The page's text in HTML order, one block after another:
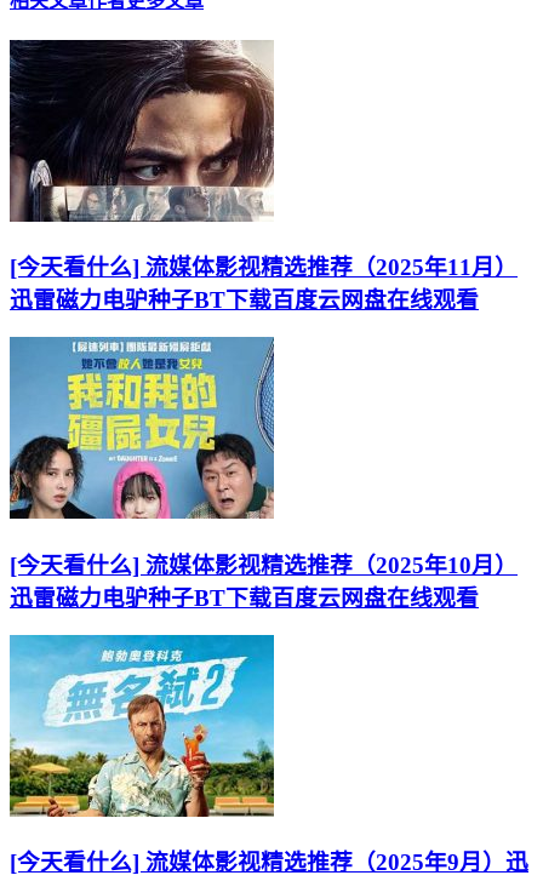
[今天看什么] 流媒体影视精选推荐（2025年11月）
迅雷磁力电驴种子BT下载百度云网盘在线观看
[今天看什么] 流媒体影视精选推荐（2025年10月）
迅雷磁力电驴种子BT下载百度云网盘在线观看
[今天看什么] 流媒体影视精选推荐（2025年9月）迅